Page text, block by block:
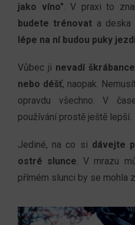
jako víno" . V praxi to
budete trénovat a deska
lépe na ní budou puky
Vůbec ji nevadí škrábance
nebo déšť, naopak.
opravdu všechno. V
používání prostě ještě lepší.
Jediné, na co si dávejte
ostré slunce . V mrazu
přímém slunci by se mohla